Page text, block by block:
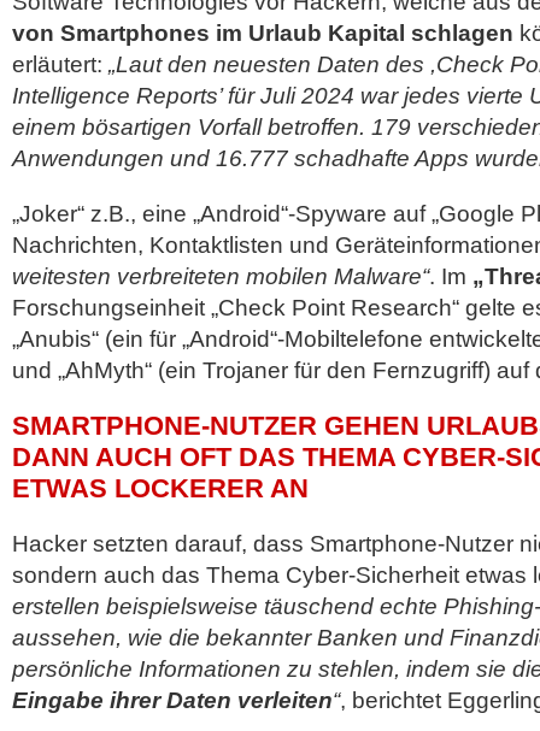
von Smartphones im Urlaub Kapital schlagen
erläutert: „Laut den neuesten Daten des ,Check
Intelligence Reports’ für Juli 2024 war jedes vierte
einem bösartigen Vorfall betroffen. 179
Anwendungen und 16.777 schadhafte Apps
„Joker“ z.B., eine „Android“-Spyware auf „Google
Nachrichten, Kontaktlisten und
weitesten verbreiteten mobilen Malware“. Im
Forschungseinheit „Check Point Research“ gelte
„Anubis“ (ein für „Android“-Mobiltelefone
und „AhMyth“ (ein Trojaner für den Fernzugriff)
SMARTPHONE-NUTZER GEHEN
DANN AUCH OFT DAS THEMA CYBER-
ETWAS LOCKERER AN
Hacker setzten darauf, dass Smartphone-Nutzer
sondern auch das Thema Cyber-Sicherheit etwas
erstellen beispielsweise täuschend echte
aussehen, wie die bekannter Banken und
persönliche Informationen zu stehlen, indem sie
Eingabe ihrer Daten verleiten“, berichtet